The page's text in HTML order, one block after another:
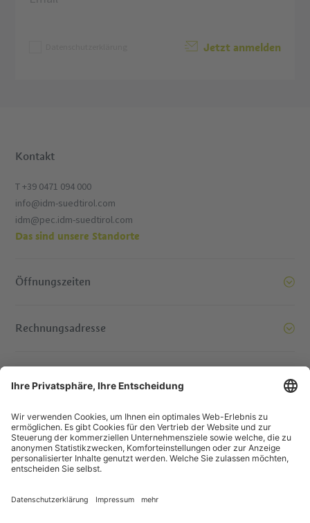
Jetzt anmelden
Kontakt
T +39 0471 094 000
info@idm-suedtirol.com
idm@pec.idm-suedtirol.com
Das sind unsere Standorte
Öffnungszeiten
Rechnungsadresse
Bereit, Berge zu versetzen. Kontaktieren Sie uns!
© IDM Südtirol - Alto Adige Jobs
Impressum